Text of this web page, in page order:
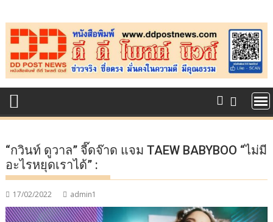
to
content
“กวินท์ ดูวาล” จี๊ดจ๊าด แจม TAEW BABYBOO “ไม่มี
อะไรหยุดเราได้” :
17/02/2022 admin1